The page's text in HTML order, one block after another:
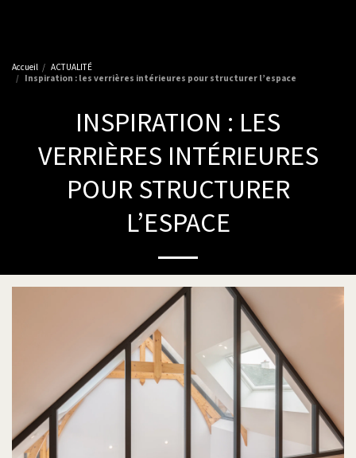
Accueil
ACTUALITÉ
Inspiration : les verrières intérieures pour structurer l’espace
INSPIRATION : LES
VERRIÈRES INTÉRIEURES
POUR STRUCTURER
L’ESPACE